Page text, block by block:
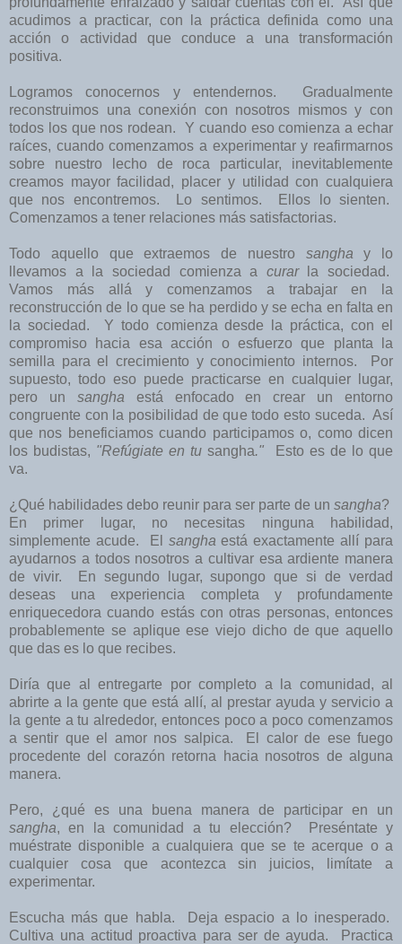
acudimos a practicar, con la práctica definida como una
acción o actividad que conduce a una transformación
positiva.
Logramos conocernos y entendernos. Gradualmente
reconstruimos una conexión con nosotros mismos y con
todos los que nos rodean. Y cuando eso comienza a echar
raíces, cuando comenzamos a experimentar y reafirmarnos
sobre nuestro lecho de roca particular, inevitablemente
creamos mayor facilidad, placer y utilidad con cualquiera
que nos encontremos. Lo sentimos. Ellos lo sienten.
Comenzamos a tener relaciones más satisfactorias.
Todo aquello que extraemos de nuestro sanghay lo
llevamos a la sociedad comienza a curar
la sociedad.
Vamos más allá y comenzamos a trabajar en la
reconstrucción de lo que se ha perdido y se echa en falta en
la sociedad. Y todo comienza desde la práctica, con el
compromiso hacia esa acción o esfuerzo que planta la
semilla para el crecimiento y conocimiento internos. Por
supuesto, todo eso puede practicarse en cualquier lugar,
pero un sangha está enfocado en crear un entorno
congruente con la posibilidad de que todo esto suceda. Así
que nos beneficiamos cuando participamos o, como dicen
los budistas, "Refúgiate en tusangha." Esto es de lo que
va.
¿Qué habilidades debo reunir para ser parte de un sangha?
En primer lugar, no necesitas ninguna habilidad,
simplemente acude. El sangha está exactamente allí para
ayudarnos a todos nosotros a cultivar esa ardiente manera
de vivir. En segundo lugar, supongo que si de verdad
deseas una experiencia completa y profundamente
enriquecedora cuando estás con otras personas, entonces
probablemente se aplique ese viejo dicho de que aquello
que das es lo que recibes.
Diría que al entregarte por completo a la comunidad, al
abrirte a la gente que está allí, al prestar ayuda y servicio a
la gente a tu alrededor, entonces poco a poco comenzamos
a sentir que el amor nos salpica. El calor de ese fuego
procedente del corazón retorna hacia nosotros de alguna
manera.
Pero, ¿qué es una buena manera de participar en un
sangha, en la comunidad a tu elección? Preséntate y
muéstrate disponible a cualquiera que se te acerque o a
cualquier cosa que acontezca sin juicios, limítate a
experimentar.
Escucha más que habla. Deja espacio a lo inesperado.
Cultiva una actitud proactiva para ser de ayuda. Practica